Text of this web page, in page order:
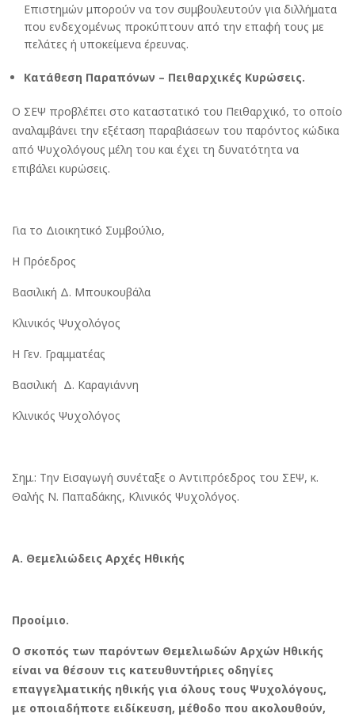
Επιστημών μπορούν να τον συμβουλευτούν για διλλήματα
που ενδεχομένως προκύπτουν από την επαφή τους με
πελάτες ή υποκείμενα έρευνας.
Κατάθεση Παραπόνων – Πειθαρχικές Κυρώσεις.
Ο ΣΕΨ προβλέπει στο καταστατικό του Πειθαρχικό, το οποίο
αναλαμβάνει την εξέταση παραβιάσεων του παρόντος κώδικα
από Ψυχολόγους μέλη του και έχει τη δυνατότητα να
επιβάλει κυρώσεις.
Για το Διοικητικό Συμβούλιο,
H Πρόεδρος
Βασιλική Δ. Μπουκουβάλα
Κλινικός Ψυχολόγος
Η Γεν. Γραμματέας
Βασιλική Δ. Καραγιάννη
Κλινικός Ψυχολόγος
Σημ.: Την Εισαγωγή συνέταξε ο Αντιπρόεδρος του ΣΕΨ, κ.
Θαλής Ν. Παπαδάκης, Κλινικός Ψυχολόγος.
Α. Θεμελιώδεις Αρχές Ηθικής
Προοίμιο.
Ο σκοπός των παρόντων Θεμελιωδών Αρχών Ηθικής
είναι να θέσουν τις κατευθυντήριες οδηγίες
επαγγελματικής ηθικής για όλους τους Ψυχολόγους,
με οποιαδήποτε ειδίκευση, μέθοδο που ακολουθούν,